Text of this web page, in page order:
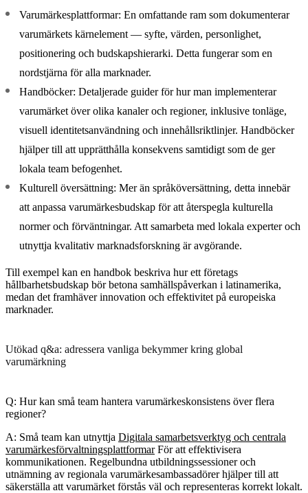
Varumärkesplattformar: En omfattande ram som dokumenterar
varumärkets kärnelement — syfte, värden, personlighet,
positionering och budskapshierarki. Detta fungerar som en
nordstjärna för alla marknader.
Handböcker: Detaljerade guider för hur man implementerar
varumärket över olika kanaler och regioner, inklusive tonläge,
visuell identitetsanvändning och innehållsriktlinjer. Handböcker
hjälper till att upprätthålla konsekvens samtidigt som de ger
lokala team befogenhet.
Kulturell översättning: Mer än språköversättning, detta innebär
att anpassa varumärkesbudskap för att återspegla kulturella
normer och förväntningar. Att samarbeta med lokala experter och
utnyttja kvalitativ marknadsforskning är avgörande.
Till exempel kan en handbok beskriva hur ett företags
hållbarhetsbudskap bör betona samhällspåverkan i latinamerika,
medan det framhäver innovation och effektivitet på europeiska
marknader.
Utökad q&a: adressera vanliga bekymmer kring global
varumärkning
Q: Hur kan små team hantera varumärkeskonsistens över flera
regioner?
A: Små team kan utnyttja Digitala samarbetsverktyg och centrala
varumärkesförvaltningsplattformarFör att effektivisera
kommunikationen. Regelbundna utbildningssessioner och
utnämning av regionala varumärkesambassadörer hjälper till att
säkerställa att varumärket förstås väl och representeras korrekt lokalt.